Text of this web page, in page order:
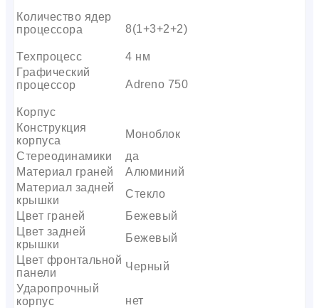
Количество ядер
процессора
8(1+3+2+2)
Техпроцесс
4 нм
Графический
процессор
Adreno 750
Корпус
Конструкция
корпуса
Моноблок
Стереодинамики
да
Материал граней
Алюминий
Материал задней
крышки
Стекло
Цвет граней
Бежевый
Цвет задней
крышки
Бежевый
Цвет фронтальной
панели
Черный
Ударопрочный
корпус
нет